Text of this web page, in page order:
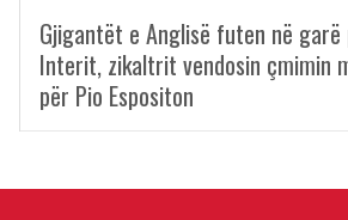
Gjigantët e Anglisë futen në
Interit, zikaltrit vendosin çmimin
për Pio Espositon